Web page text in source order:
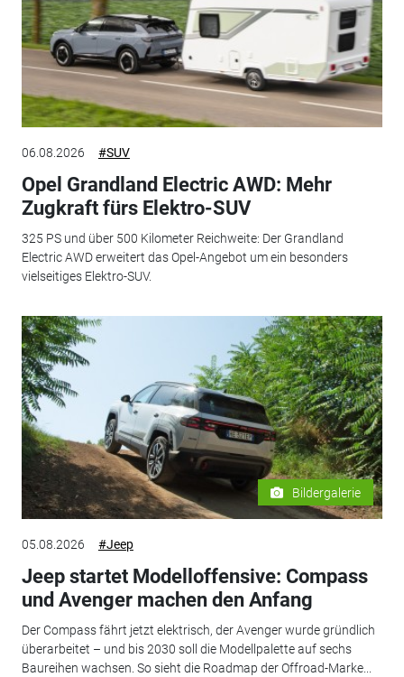
06.08.2026 #SUV
Opel Grandland Electric AWD: Mehr
Zugkraft fürs Elektro-SUV
325 PS und über 500 Kilometer Reichweite: Der Grandland
Electric AWD erweitert das Opel-Angebot um ein besonders
vielseitiges Elektro-SUV.
Bildergalerie
05.08.2026 #Jeep
Jeep startet Modelloffensive: Compass
und Avenger machen den Anfang
Der Compass fährt jetzt elektrisch, der Avenger wurde gründlich
überarbeitet – und bis 2030 soll die Modellpalette auf sechs
Baureihen wachsen. So sieht die Roadmap der Offroad-Marke...